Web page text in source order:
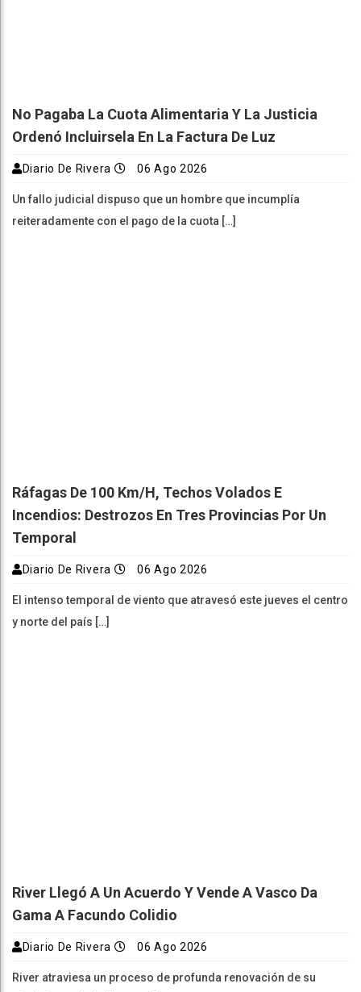
No Pagaba La Cuota Alimentaria Y La Justicia
Ordenó Incluirsela En La Factura De Luz
Diario De Rivera 06 Ago 2026
Un fallo judicial dispuso que un hombre que incumplía
reiteradamente con el pago de la cuota […]
Ráfagas De 100 Km/h, Techos Volados E
Incendios: Destrozos En Tres Provincias Por Un
Temporal
Diario De Rivera 06 Ago 2026
El intenso temporal de viento que atravesó este jueves el centro
y norte del país […]
River Llegó A Un Acuerdo Y Vende A Vasco Da
Gama A Facundo Colidio
Diario De Rivera 06 Ago 2026
River atraviesa un proceso de profunda renovación de su